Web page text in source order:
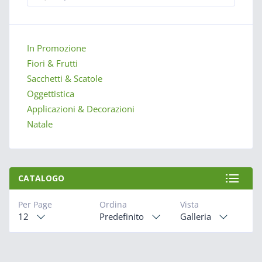
In Promozione
Fiori & Frutti
Sacchetti & Scatole
Oggettistica
Applicazioni & Decorazioni
Natale
CATALOGO
Vista
Galleria
Ordina
Predefinito
Per Page
12